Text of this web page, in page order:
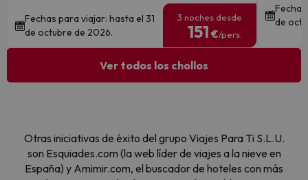
Fechas para viajar: hasta el 31
de octubre de 2026.
3 noches desde
151 €/pers.
de
Ver todos los chollos
Otras iniciativas de éxito del grupo Viajes Para Ti S.L.U.
son Esquiades.com (la web líder de viajes a la nieve en
España) y Amimir.com, el buscador de hoteles con más